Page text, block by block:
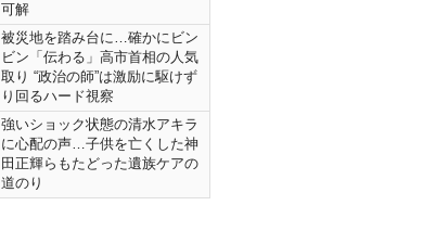
可解
被災地を踏み台に…確かにビン
ビン「伝わる」高市首相の人気
取り “政治の師”は激励に駆けず
り回るハード視察
強いショック状態の清水アキラ
に心配の声…子供を亡くした神
田正輝らもたどった遺族ケアの
道のり